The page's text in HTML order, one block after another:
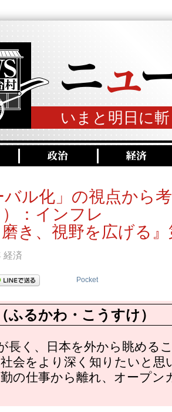
いまと明日に
バル化」の視点から
）：インフレ
磨き、視野を広げる
経済
Pocket
ふるかわ・こうすけ）
長く、日本を外から眺める
会をより深く知りたいと思
の仕事から離れ、オープン